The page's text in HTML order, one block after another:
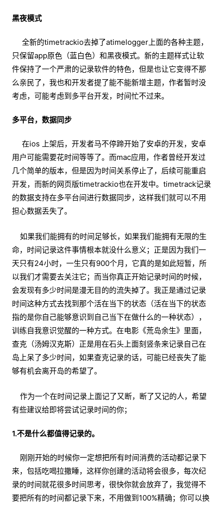
黑夜模式
全新的timetrackio去掉了atimelogger上面的各种主题，
只保留app原色（蓝白色）和黑夜模式。新的主题样式让软
件保持了一个严肃的记录软件的特色，但是也让它变得不那
么亲民了，我也和开发者提了能不能新增主题，作者暂时没
考虑，可能考虑到多平台开发，时间忙不过来。
多平台，数据同步
在ios 上架后，开发者马不停蹄开始了安卓的开发，安卓
用户可能需要花时间等等了。而mac应用，作者曾经开发过
几个简单的版本，但是因为时间关系停止了，后续可能重启
开发，而新的网页版timetrackio也在开发中。timetrack记录
的数据支持在多平台间进行数据同步，这样我们就可以不用
担心数据丢失了。
如果我们能拥有的时间足够长，如果我们能拥有无限的生
命，时间记录这件事情根本就没什么意义；正是因为我们一
天只有24小时，一生只有900个月，它真的是如此短暂，所
以我们才需要去关注它；而当你真正开始记录时间的时候，
会发现有多少时间是漫无目的的流失掉了。我正是通过记录
时间这种方式去找到那个活在当下的状态（活在当下的状态
指的是你自己能够意识到自己当下在做什么的一种状态），
训练自我意识觉醒的一种方式。在电影《荒岛余生》里面，
查克（汤姆汉克斯）正是用在石头上面刻竖条来记录自己在
岛上呆了多少时间，如果查克记录的话，可能已经丧失了能
够有机会离开岛的希望了。
作为一个在时间记录上面记了又断，断了又记的人，希望
有些建议给即将尝试记录时间的你；
1.不是什么都值得记录的。
刚刚开始的时候你一定想把所有时间消费的活动都记录下
来，包括吃喝拉撒睡，这样你创建的活动将会很多，每次纪
录的时间就花很多时间思考，很快你就会放弃了，我觉得不
要把所有的时间都记录下来，不用做到100%精确；你可以换